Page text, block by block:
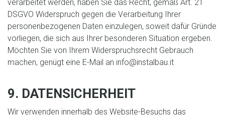
verarbeitet werden, haben Sie das Recht, gemäß Art. 21
DSGVO Widerspruch gegen die Verarbeitung Ihrer
personenbezogenen Daten einzulegen, soweit dafür Gründe
vorliegen, die sich aus Ihrer besonderen Situation ergeben.
Möchten Sie von Ihrem Widerspruchsrecht Gebrauch
machen, genügt eine E-Mail an info@instalbau.it
9. DATENSICHERHEIT
Wir verwenden innerhalb des Website-Besuchs das